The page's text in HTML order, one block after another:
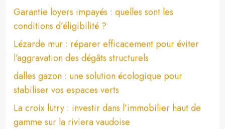
Garantie loyers impayés : quelles sont les
conditions d’éligibilité ?
Lézarde mur : réparer efficacement pour éviter
l’aggravation des dégâts structurels
dalles gazon : une solution écologique pour
stabiliser vos espaces verts
La croix lutry : investir dans l’immobilier haut de
gamme sur la riviera vaudoise